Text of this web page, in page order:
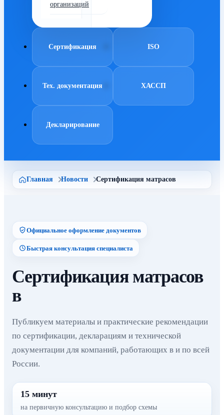
организаций
Сертификация ISO
Тех. документация ХАССП
Декларирование
Главная Новости Сертификация матрасов
Официальное оформление документов
Быстрая консультация специалиста
Сертификация матрасов
в
Публикуем материалы и практические рекомендации
по сертификации, декларациям и технической
документации для компаний, работающих в и по всей
России.
15 минут
на первичную консультацию и подбор схемы